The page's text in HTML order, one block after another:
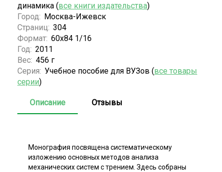
динамика (все книги издательства)
Город: Москва-Ижевск
Страниц: 304
Формат: 60х84 1/16
Год: 2011
Вес: 456 г
Серия: Учебное пособие для ВУЗов (все товары
серии)
Описание Отзывы
Монография посвящена систематическому
изложению основных методов анализа
механических систем с трением. Здесь собраны